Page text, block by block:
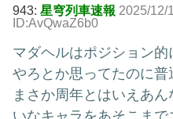
943: 星穹列車速報 2025/12/
ID:AvQwaZ6b0
マダヘルはポジション
やろとか思ってたのに
まさか周年とはいえあ